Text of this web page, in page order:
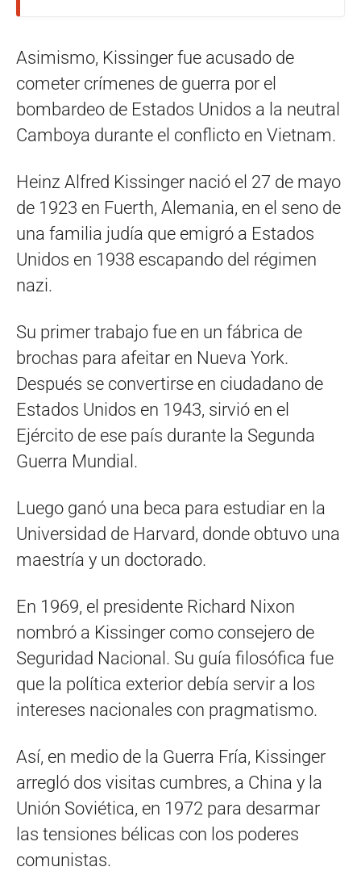
Asimismo, Kissinger fue acusado de
cometer crímenes de guerra por el
bombardeo de Estados Unidos a la neutral
Camboya durante el conflicto en Vietnam.
Heinz Alfred Kissinger nació el 27 de mayo
de 1923 en Fuerth, Alemania, en el seno de
una familia judía que emigró a Estados
Unidos en 1938 escapando del régimen
nazi.
Su primer trabajo fue en un fábrica de
brochas para afeitar en Nueva York.
Después se convertirse en ciudadano de
Estados Unidos en 1943, sirvió en el
Ejército de ese país durante la Segunda
Guerra Mundial.
Luego ganó una beca para estudiar en la
Universidad de Harvard, donde obtuvo una
maestría y un doctorado.
En 1969, el presidente Richard Nixon
nombró a Kissinger como consejero de
Seguridad Nacional. Su guía filosófica fue
que la política exterior debía servir a los
intereses nacionales con pragmatismo.
Así, en medio de la Guerra Fría, Kissinger
arregló dos visitas cumbres, a China y la
Unión Soviética, en 1972 para desarmar
las tensiones bélicas con los poderes
comunistas.